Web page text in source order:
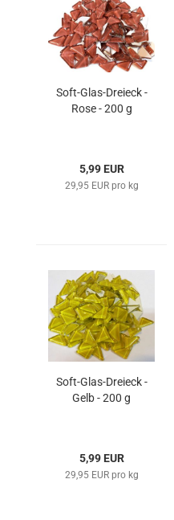
Soft-Glas-Dreieck -
Rose - 200 g
5,99 EUR
29,95 EUR pro kg
Soft-Glas-Dreieck -
Gelb - 200 g
5,99 EUR
29,95 EUR pro kg